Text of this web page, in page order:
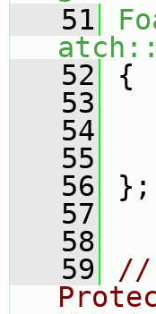
   51
   52
{
   53
   54
   55
   56
};
   57
   58
   59
//